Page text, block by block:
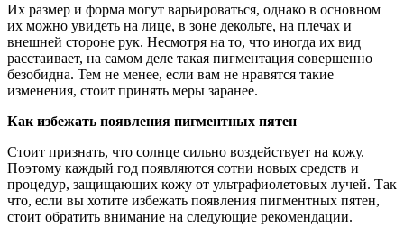
Их размер и форма могут варьироваться, однако в основном
их можно увидеть на лице, в зоне декольте, на плечах и
внешней стороне рук. Несмотря на то, что иногда их вид
расстаивает, на самом деле такая пигментация совершенно
безобидна. Тем не менее, если вам не нравятся такие
изменения, стоит принять меры заранее.
Как избежать появления пигментных пятен
Стоит признать, что солнце сильно воздействует на кожу.
Поэтому каждый год появляются сотни новых средств и
процедур, защищающих кожу от ультрафиолетовых лучей. Так
что, если вы хотите избежать появления пигментных пятен,
стоит обратить внимание на следующие рекомендации.